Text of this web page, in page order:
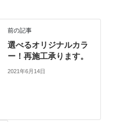
前の記事
選べるオリジナルカラ
ー！再施工承ります。
2021年6月14日